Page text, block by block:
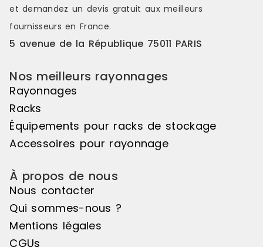
et demandez un devis gratuit aux meilleurs
fournisseurs en France.
5 avenue de la République 75011 PARIS
Nos meilleurs rayonnages
Rayonnages
Racks
Équipements pour racks de stockage
Accessoires pour rayonnage
À propos de nous
Nous contacter
Qui sommes-nous ?
Mentions légales
CGUs